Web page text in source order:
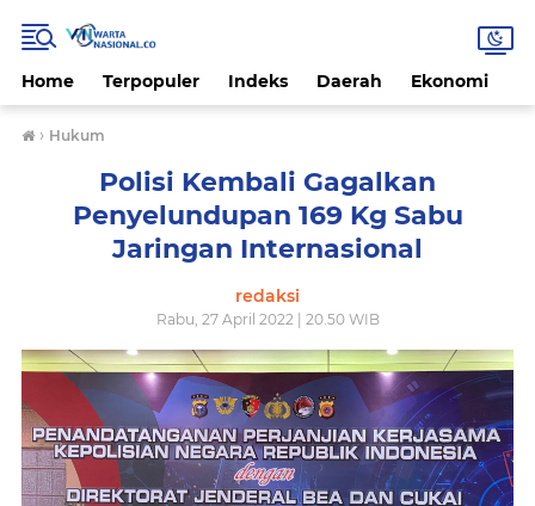
Home Terpopuler Indeks Daerah Ekonomi
› Hukum
Polisi Kembali Gagalkan
Penyelundupan 169 Kg Sabu
Jaringan Internasional
redaksi
Rabu, 27 April 2022 | 20.50 WIB